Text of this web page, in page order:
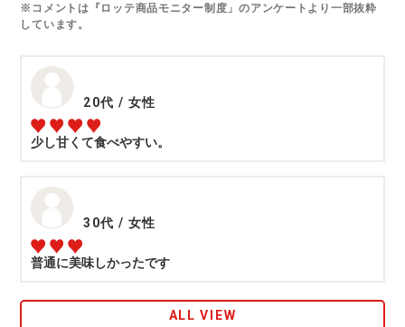
※コメントは『ロッテ商品モニター制度」のアンケートより一部抜粋
しています。
20代 / 女性
少し甘くて食べやすい。
30代 / 女性
普通に美味しかったです
ALL VIEW